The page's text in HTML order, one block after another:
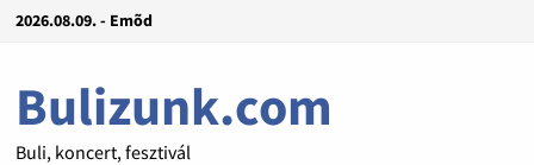
2026.08.09. - Emõd
Bulizunk.com
Buli, koncert, fesztivál